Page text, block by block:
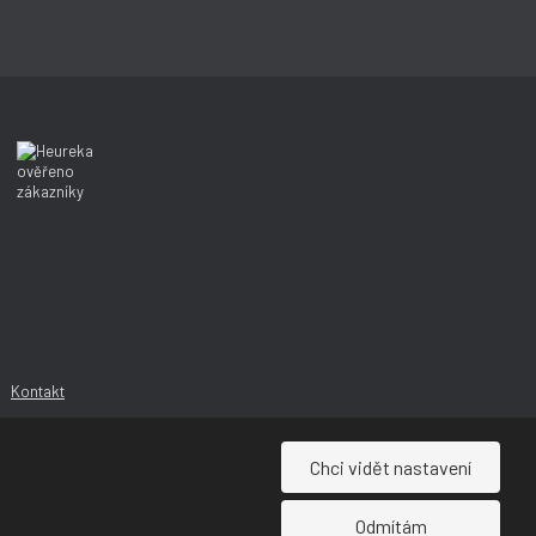
Chci vidět nastavení
Odmítám
Kontakt